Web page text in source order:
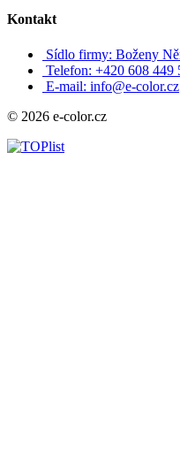
Kontakt
Sídlo firmy: Boženy
Telefon: +420 608 449
E-mail: info@e-color.cz
© 2026 e-color.cz